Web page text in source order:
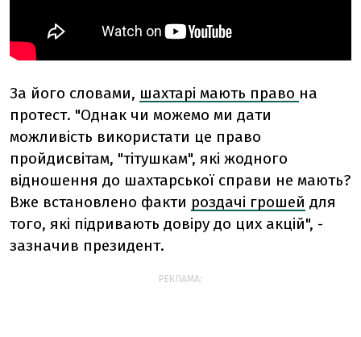
За його словами, шахтарі мають право на
протест. "Однак чи можемо ми дати
можливість використати це право
пройдисвітам, "тітушкам", які жодного
відношення до шахтарської справи не мають?
Вже встановлено факти роздачі грошей для
того, які підривають довіру до цих акцій", -
зазначив президент.
РЕКЛАМА: